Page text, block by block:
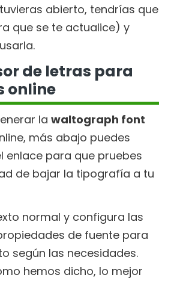
abierto, tendrías que
que se te actualice) y
de letras para
online
la waltograph font
más abajo puedes
enlace para que pruebes
de bajar la tipografía a tu
normal y configura las
de fuente para
según las necesidades.
hemos dicho, lo mejor